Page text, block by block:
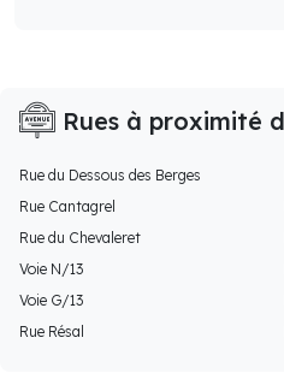
Rues à proximité
Rue du Dessous des Berges
Rue Cantagrel
Rue du Chevaleret
Voie N/13
Voie G/13
Rue Résal